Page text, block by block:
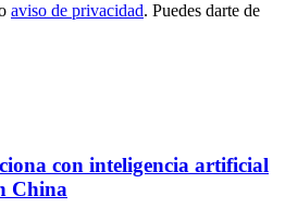
aviso de privacidad. Puedes darte de
con inteligencia artificial
China